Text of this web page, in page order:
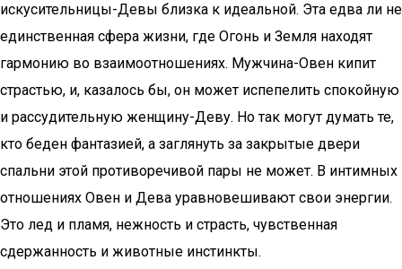
искусительницы-Девы близка к идеальной. Эта едва ли не
единственная сфера жизни, где Огонь и Земля находят
гармонию во взаимоотношениях. Мужчина-Овен кипит
страстью, и, казалось бы, он может испепелить спокойную
и рассудительную женщину-Деву. Но так могут думать те,
кто беден фантазией, а заглянуть за закрытые двери
спальни этой противоречивой пары не может. В интимных
отношениях Овен и Дева уравновешивают свои энергии.
Это лед и пламя, нежность и страсть, чувственная
сдержанность и животные инстинкты.